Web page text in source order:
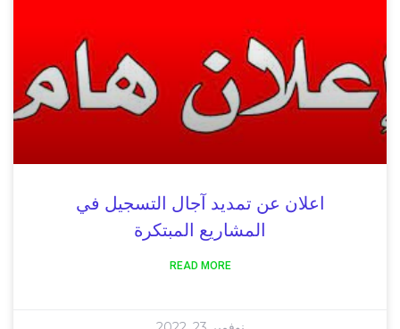
اعلان عن تمديد آجال التسجيل في
المشاريع المبتكرة
READ MORE